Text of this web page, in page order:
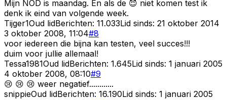
Mijn NOD is maandag. En als de 😈 niet komen test ik
denk ik eind van volgende week.
Tijger1Oud lidBerichten: 11.033Lid sinds: 21 oktober 2014
3 oktober 2008, 11:04#8
voor iedereen die bijna kan testen, veel succes!!!
duim voor jullie allemaal!
Tessa1981Oud lidBerichten: 1.645Lid sinds: 1 januari 2005
4 oktober 2008, 08:10#9
😢 😢 😢 weer negatief............
snippieOud lidBerichten: 16.190Lid sinds: 1 januari 2005